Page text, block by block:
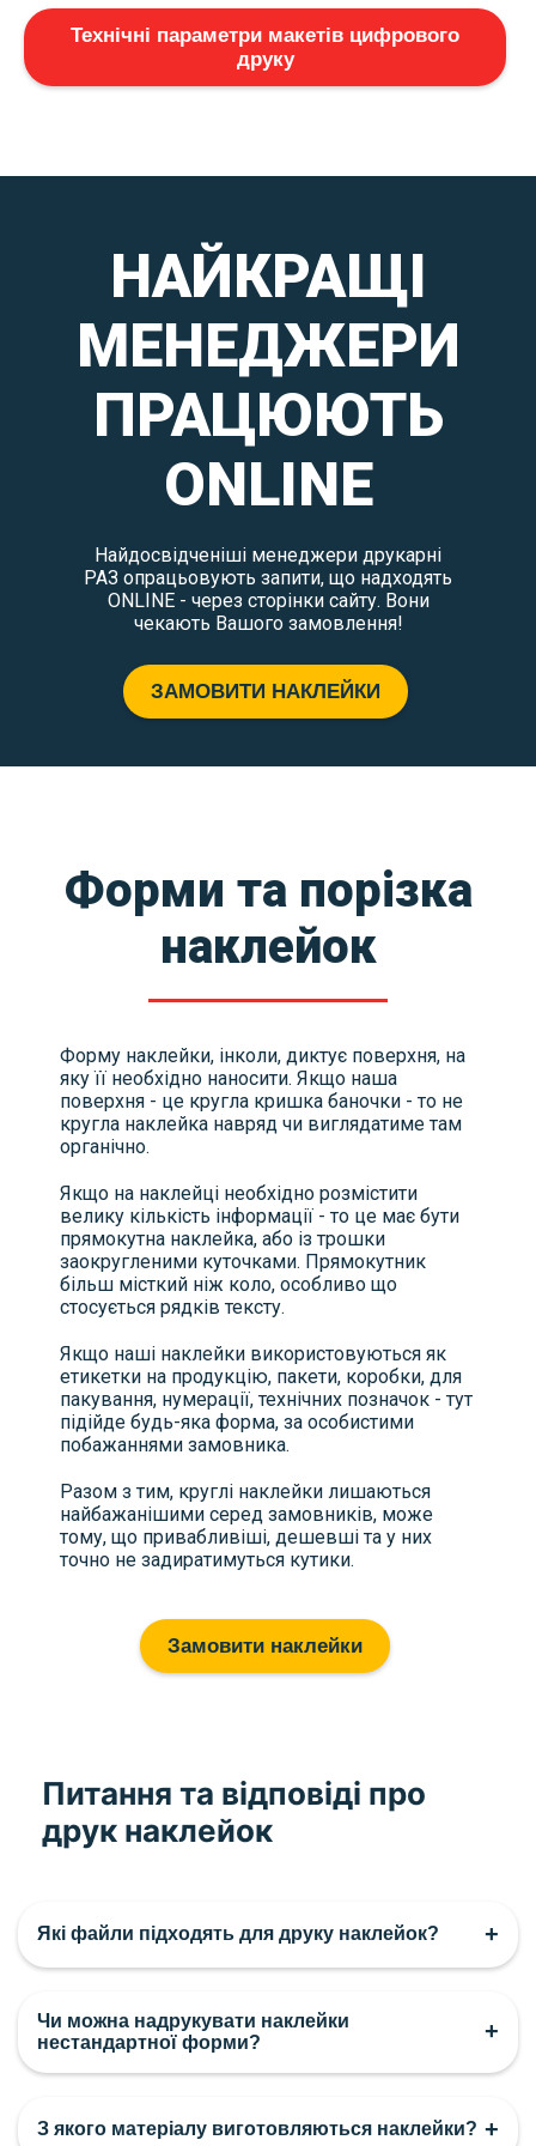
Технічні параметри макетів цифрового
друку
НАЙКРАЩІ
МЕНЕДЖЕРИ
ПРАЦЮЮТЬ
ONLINE
Найдосвідченіші менеджери друкарні
РАЗ опрацьовують запити, що надходять
ONLINE - через сторінки сайту. Вони
чекають Вашого замовлення!
ЗАМОВИТИ НАКЛЕЙКИ
Форми та порізка
наклейок
Форму наклейки, інколи, диктує поверхня, на
яку її необхідно наносити. Якщо наша
поверхня - це кругла кришка баночки - то не
кругла наклейка навряд чи виглядатиме там
органічно.
Якщо на наклейці необхідно розмістити
велику кількість інформації - то це має бути
прямокутна наклейка, або із трошки
заокругленими куточками. Прямокутник
більш місткий ніж коло, особливо що
стосується рядків тексту.
Якщо наші наклейки використовуються як
етикетки на продукцію, пакети, коробки, для
пакування, нумерації, технічних позначок - тут
підійде будь-яка форма, за особистими
побажаннями замовника.
Разом з тим, круглі наклейки лишаються
найбажанішими серед замовників, може
тому, що привабливіші, дешевші та у них
точно не задиратимуться кутики.
Замовити наклейки
Питання та відповіді про
друк наклейок
Які файли підходять для друку наклейок? +
— PDF у масштабі 1:1 з високою якістю.
Чи можна надрукувати наклейки
нестандартної форми?
+
наклейки за вашим контуром.
З якого матеріалу виготовляються наклейки? +